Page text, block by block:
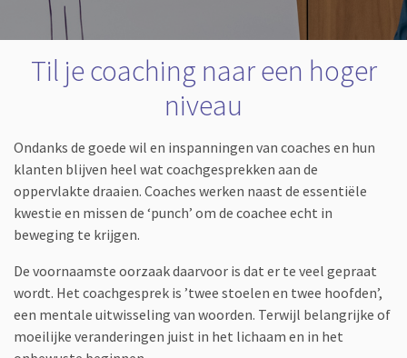
Til je coaching naar een hoger
niveau
Ondanks de goede wil en inspanningen van coaches en hun
klanten blijven heel wat coachgesprekken aan de
oppervlakte draaien. Coaches werken naast de essentiële
kwestie en missen de ‘punch’ om de coachee echt in
beweging te krijgen.
De voornaamste oorzaak daarvoor is dat er te veel gepraat
wordt. Het coachgesprek is ’twee stoelen en twee hoofden’,
een mentale uitwisseling van woorden. Terwijl belangrijke of
moeilijke veranderingen juist in het lichaam en in het